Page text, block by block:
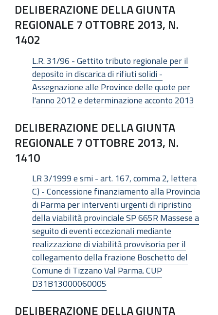
DELIBERAZIONE DELLA GIUNTA
REGIONALE 7 OTTOBRE 2013, N.
1402
L.R. 31/96 - Gettito tributo regionale per il
deposito in discarica di rifiuti solidi -
Assegnazione alle Province delle quote per
l'anno 2012 e determinazione acconto 2013
DELIBERAZIONE DELLA GIUNTA
REGIONALE 7 OTTOBRE 2013, N.
1410
LR 3/1999 e smi - art. 167, comma 2, lettera
C) - Concessione finanziamento alla Provincia
di Parma per interventi urgenti di ripristino
della viabilità provinciale SP 665R Massese a
seguito di eventi eccezionali mediante
realizzazione di viabilità provvisoria per il
collegamento della frazione Boschetto del
Comune di Tizzano Val Parma. CUP
D31B13000060005
DELIBERAZIONE DELLA GIUNTA